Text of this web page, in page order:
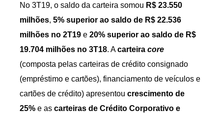
No 3T19, o saldo da carteira somou R$ 23.550
milhões, 5% superior ao saldo de R$ 22.536
milhões no 2T19 e 20% superior ao saldo de R$
19.704 milhões no 3T18. Acarteira core
(composta pelas carteiras de crédito consignado
(empréstimo e cartões), financiamento de veículos e
cartões de crédito) apresentou crescimento de
25% e as carteiras de Crédito Corporativo e